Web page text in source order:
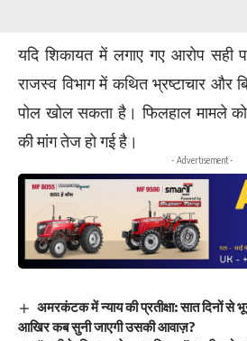
यदि शिकायत में लगाए गए आरोप सही
राजस्व विभाग में कथित भ्रष्टाचार और
पोल खोल सकता है। फिलहाल मामले
की मांग तेज हो गई है।
- Advertisement -
अमरकंटक में न्याय की प्रतीक्षा: सात दिनों से
आखिर कब सुनी जाएगी उसकी आवाज़?